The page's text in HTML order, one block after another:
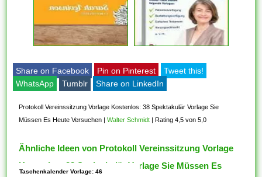
Share on Facebook Pin on Pinterest
Tweet this!
WhatsApp
Tumblr Share on LinkedIn
Protokoll Vereinssitzung Vorlage Kostenlos: 38 Spektakulär Vorlage Sie
Müssen Es Heute Versuchen |Walter Schmidt |Rating 4,5 von 5,0
Ähnliche Ideen von Protokoll Vereinssitzung Vorlage
Kostenlos: 38 Spektakulär Vorlage Sie Müssen Es
Taschenkalender Vorlage: 46